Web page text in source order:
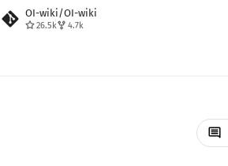
OI-wiki/OI-wiki
26.5k 4.7k